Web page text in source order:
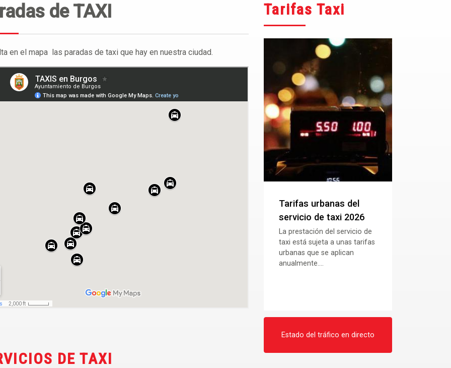
de TAXI
en el mapa las paradas de taxi que hay en nuestra ciudad.
DE TAXI
Tarifas Taxi
Tarifas urbanas del
servicio de taxi 2026
La prestación del servicio de
taxi está sujeta a unas tarifas
urbanas que se aplican
anualmente....
Estado del tráfico en directo